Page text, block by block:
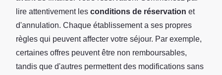
lire attentivement les conditions de réservation et
d'annulation. Chaque établissement a ses propres
règles qui peuvent affecter votre séjour. Par exemple,
certaines offres peuvent être non remboursables,
tandis que d'autres permettent des modifications sans